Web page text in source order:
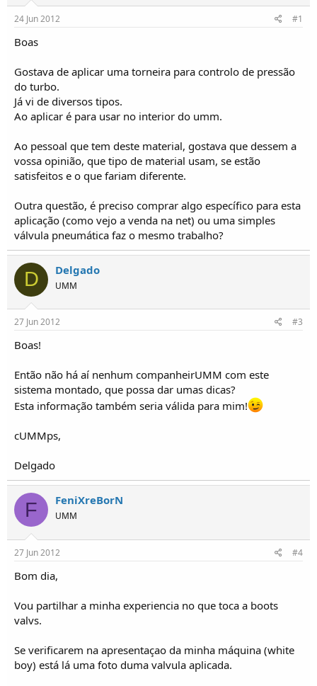
d
o
r
T
ó
p
i
s
o
24 Jun 2012 #1
Boas
Gostava de aplicar uma torneira para controlo de pressão
do turbo.
Já vi de diversos tipos.
Ao aplicar é para usar no interior do umm.
Ao pessoal que tem deste material, gostava que dessem a
vossa opinião, que tipo de material usam, se estão
satisfeitos e o que fariam diferente.
Outra questão, é preciso comprar algo específico para esta
aplicação (como vejo a venda na net) ou uma simples
válvula pneumática faz o mesmo trabalho?
D Delgado
UMM
27 Jun 2012 #3
Boas!
Então não há aí nenhum companheirUMM com este
sistema montado, que possa dar umas dicas?
Esta informação também seria válida para mim!
cUMMps,
Delgado
F FeniXreBorN
UMM
27 Jun 2012 #4
Bom dia,
Vou partilhar a minha experiencia no que toca a boots
valvs.
Se verificarem na apresentaçao da minha máquina (white
boy) está lá uma foto duma valvula aplicada.